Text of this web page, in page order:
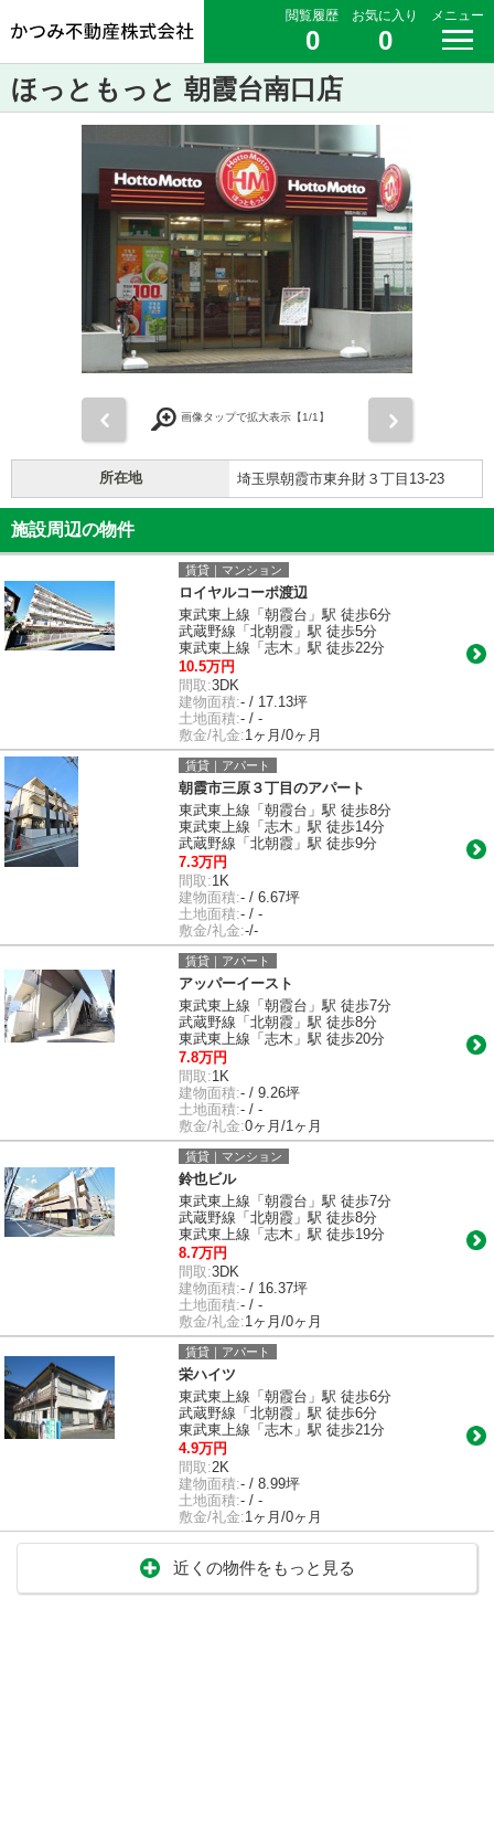
閲覧履歴
0
お気に入り
0
メニュー
ほっともっと 朝霞台南口店
画像タップで拡大表示【1/1】
所在地 埼玉県朝霞市東弁財３丁目13-23
施設周辺の物件
賃貸｜マンション
ロイヤルコーポ渡辺
東武東上線「朝霞台」駅 徒歩6分
武蔵野線「北朝霞」駅 徒歩5分
東武東上線「志木」駅 徒歩22分
10.5万円
間取:3DK
建物面積:- / 17.13坪
土地面積:- / -
敷金/礼金:1ヶ月/0ヶ月
賃貸｜アパート
朝霞市三原３丁目のアパート
東武東上線「朝霞台」駅 徒歩8分
東武東上線「志木」駅 徒歩14分
武蔵野線「北朝霞」駅 徒歩9分
7.3万円
間取:1K
建物面積:- / 6.67坪
土地面積:- / -
敷金/礼金:-/-
賃貸｜アパート
アッパーイースト
東武東上線「朝霞台」駅 徒歩7分
武蔵野線「北朝霞」駅 徒歩8分
東武東上線「志木」駅 徒歩20分
7.8万円
間取:1K
建物面積:- / 9.26坪
土地面積:- / -
敷金/礼金:0ヶ月/1ヶ月
賃貸｜マンション
鈴也ビル
東武東上線「朝霞台」駅 徒歩7分
武蔵野線「北朝霞」駅 徒歩8分
東武東上線「志木」駅 徒歩19分
8.7万円
間取:3DK
建物面積:- / 16.37坪
土地面積:- / -
敷金/礼金:1ヶ月/0ヶ月
賃貸｜アパート
栄ハイツ
東武東上線「朝霞台」駅 徒歩6分
武蔵野線「北朝霞」駅 徒歩6分
東武東上線「志木」駅 徒歩21分
4.9万円
間取:2K
建物面積:- / 8.99坪
土地面積:- / -
敷金/礼金:1ヶ月/0ヶ月
近くの物件をもっと見る